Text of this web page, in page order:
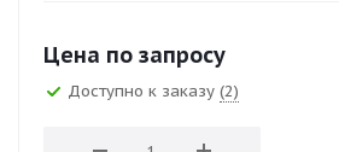
Цена по запросу
Доступно к заказу (2)